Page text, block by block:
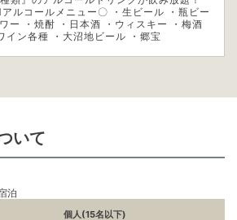
ルコールメニュー〇 ・生ビール ・瓶ビー
ー ・焼酎 ・日本酒 ・ウィスキー ・梅酒
イン各種 ・大沼地ビール ・郷宝
いて
泊
個人(15名以下)